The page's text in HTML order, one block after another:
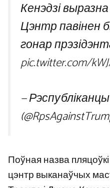
Кенэдзі
Цэнтр павінен
гонар
pic.twitter.com/
—
Поўная назва
цэнтр выканаўчых